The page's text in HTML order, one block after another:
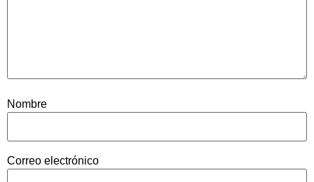
Nombre
Correo electrónico